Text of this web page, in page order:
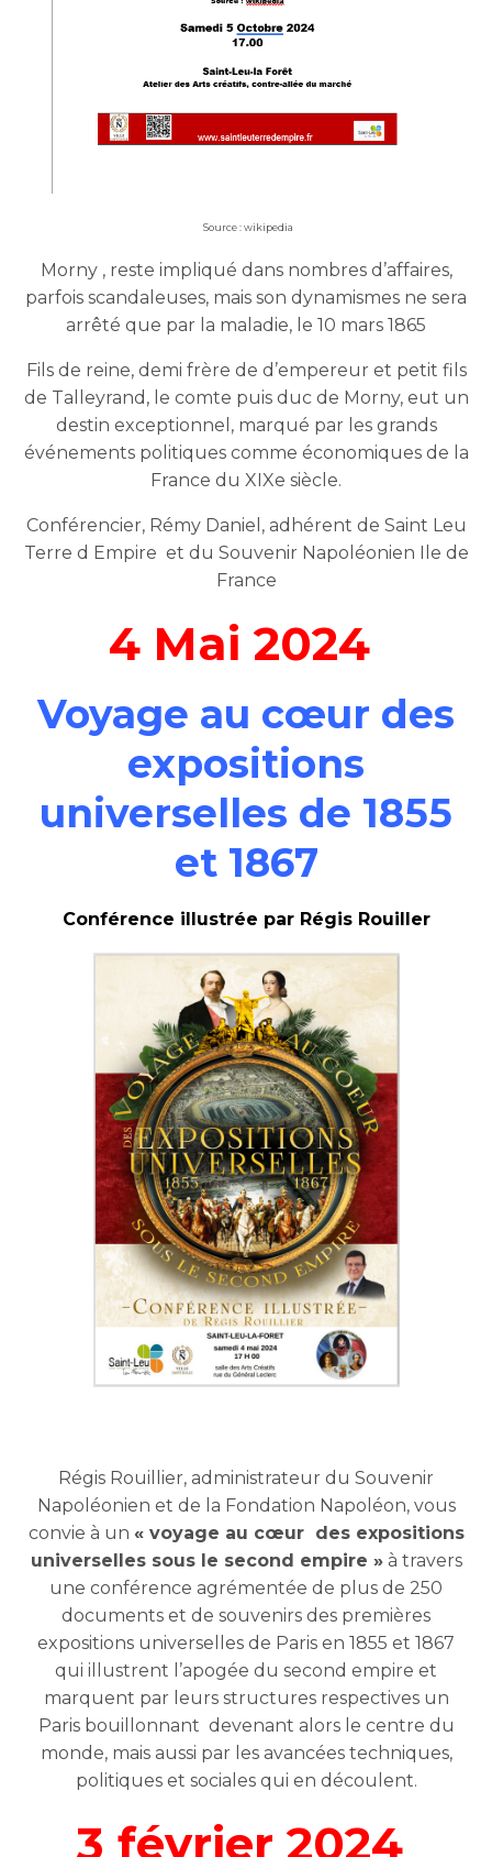
Source : wikipedia
Morny , reste impliqué dans nombres d’affaires,
parfois scandaleuses, mais son dynamismes ne sera
arrêté que par la maladie, le 10 mars 1865
Fils de reine, demi frère de d’empereur et petit fils
de Talleyrand, le comte puis duc de Morny, eut un
destin exceptionnel, marqué par les grands
événements politiques comme économiques de la
France du XIXe siècle.
Conférencier, Rémy Daniel, adhérent de Saint Leu
Terre d Empire et du Souvenir Napoléonien Ile de
France
4 Mai 2024
Voyage au cœur des
expositions
universelles de 1855
et 1867
Conférence illustrée par Régis Rouiller
Régis Rouillier, administrateur du Souvenir
Napoléonien et de la Fondation Napoléon, vous
convie à un « voyage au cœur des expositions
universelles sous le second empire »à travers
une conférence agrémentée de plus de 250
documents et de souvenirs des premières
expositions universelles de Paris en 1855 et 1867
qui illustrent l’apogée du second empire et
marquent par leurs structures respectives un
Paris bouillonnant devenant alors le centre du
monde, mais aussi par les avancées techniques,
politiques et sociales qui en découlent.
3 février 2024